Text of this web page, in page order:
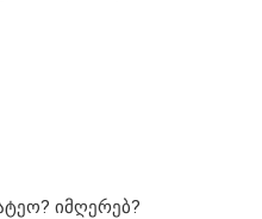
იმღერებ?